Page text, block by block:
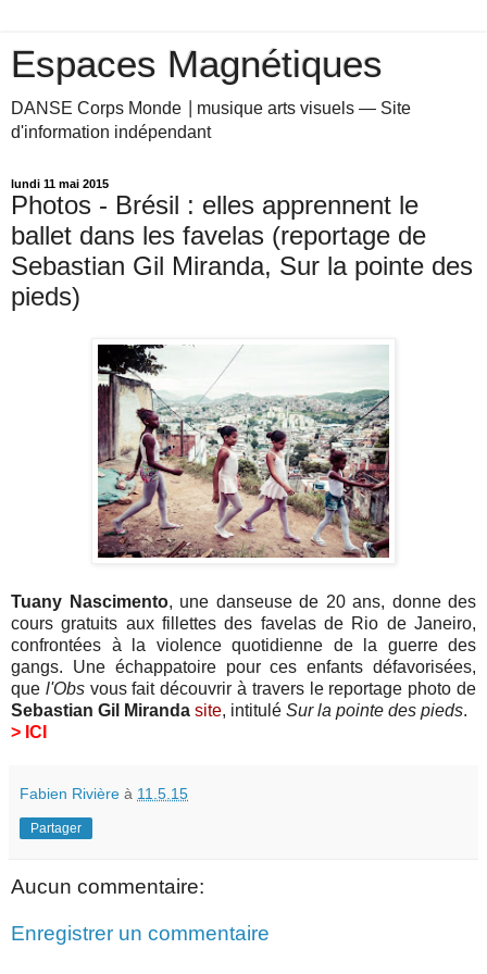
Espaces Magnétiques
DANSE Corps Monde ⎥ musique arts visuels — Site
d'information indépendant
lundi 11 mai 2015
Photos - Brésil : elles apprennent le
ballet dans les favelas (reportage de
Sebastian Gil Miranda, Sur la pointe des
pieds)
Tuany Nascimento, une danseuse de 20 ans, donne des
cours gratuits aux fillettes des favelas de Rio de Janeiro,
confrontées à la violence quotidienne de la guerre des
gangs. Une échappatoire pour ces enfants défavorisées,
que l'Obsvous fait découvrir à travers le reportage photo de
Sebastian Gil Miranda site, intitulé Sur la pointe des pieds.
> ICI
Fabien Rivière à 11.5.15
Partager
Aucun commentaire:
Enregistrer un commentaire